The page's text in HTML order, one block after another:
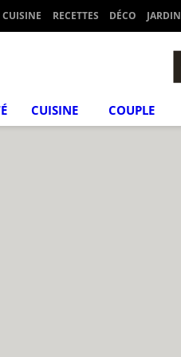
CUISINE RECETTES DÉCO JARDIN
CUISINE COUPLE